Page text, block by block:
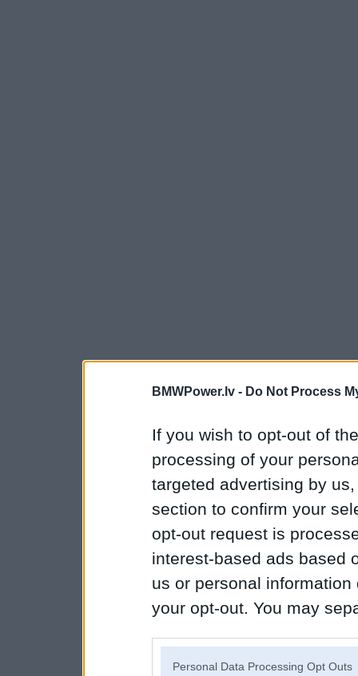
BMWPower.lv - Do Not Process
If you wish to opt-out of
processing of your
targeted advertising by
section to confirm your
opt-out request is
interest-based ads based
us or personal
your opt-out. You may
Personal Data Processing Opt Outs